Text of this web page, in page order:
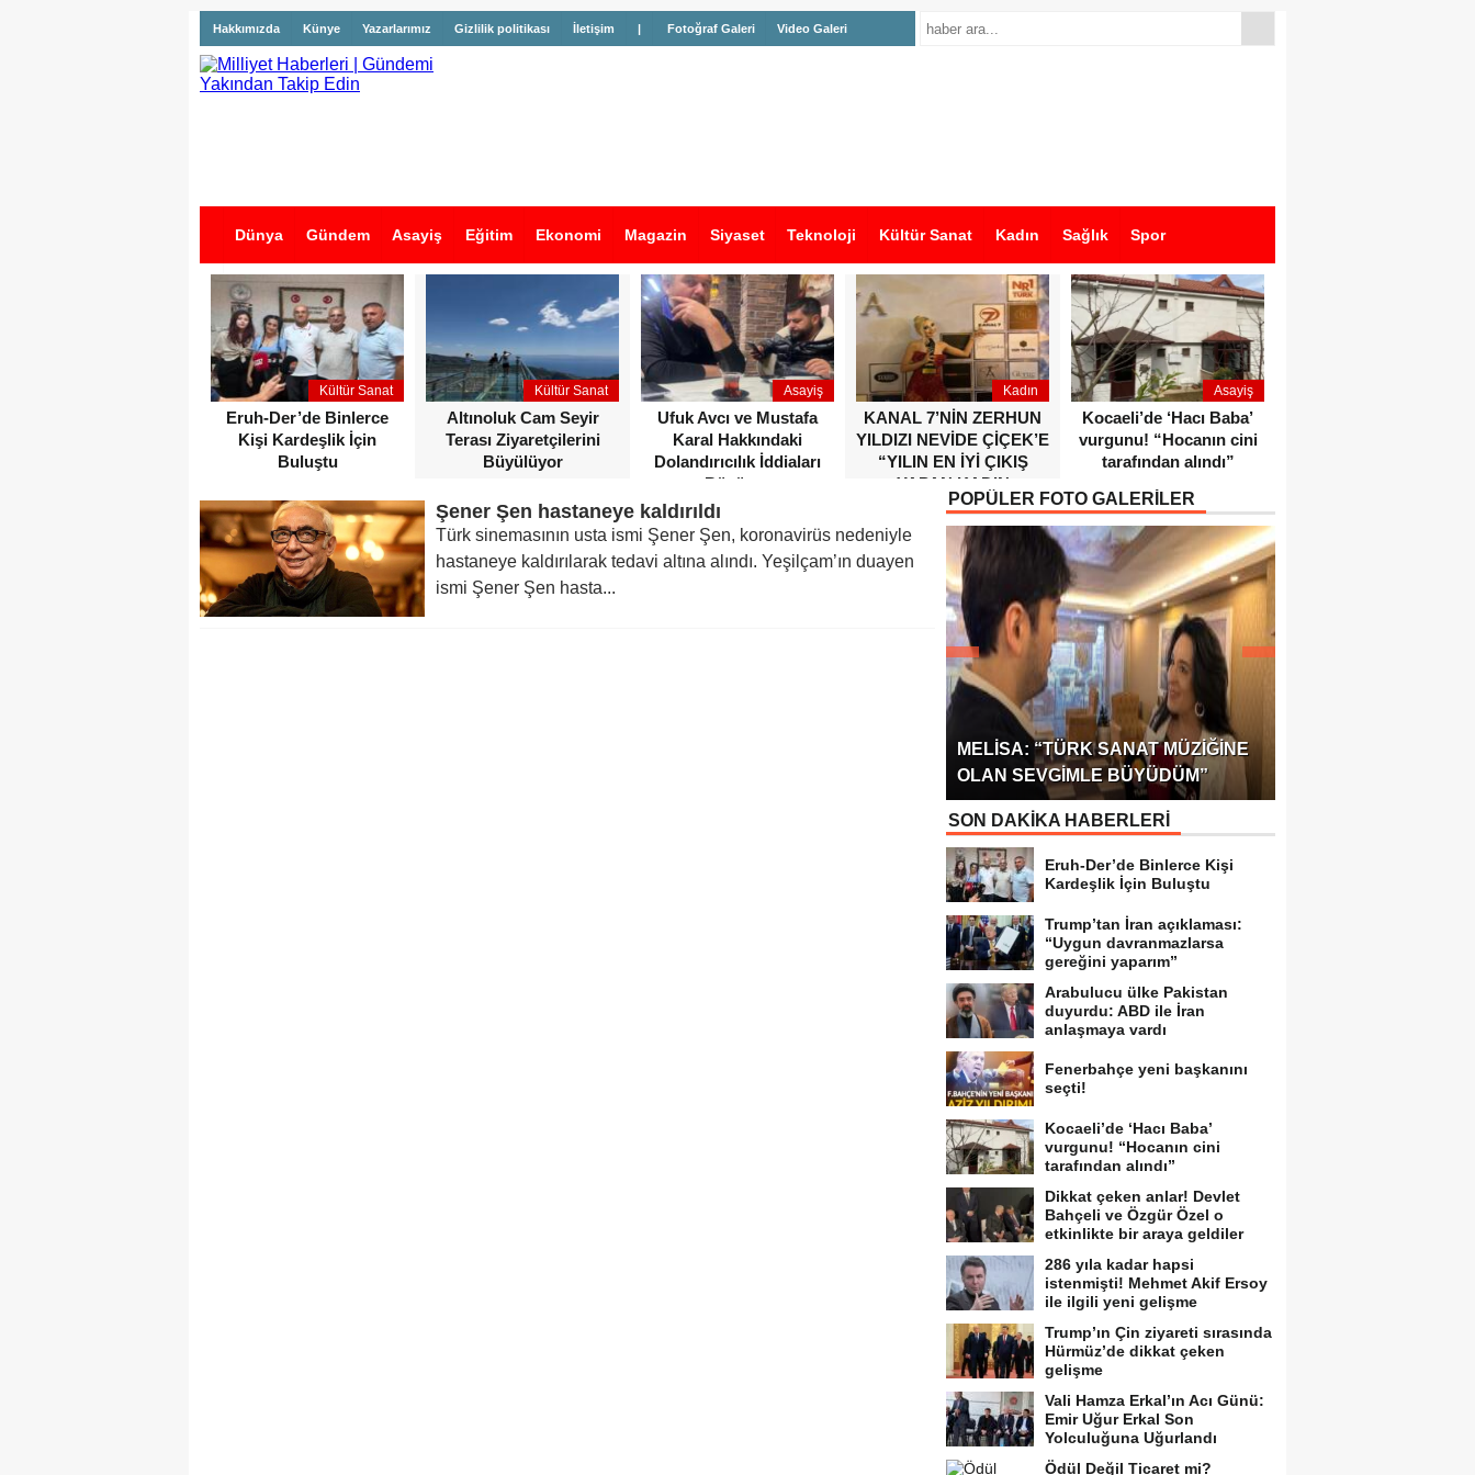
Hakkımızda Künye Yazarlarımız Gizlilik politikası İletişim | Fotoğraf Galeri Video Galeri
Dünya Gündem Asayiş Eğitim Ekonomi Magazin Siyaset Teknoloji Kültür Sanat Kadın Sağlık Spor
İş İlanları
Kültür Sanat
Eruh-Der’de Binlerce
Kişi Kardeşlik İçin
Buluştu
Kültür Sanat
Altınoluk Cam Seyir
Terası Ziyaretçilerini
Büyülüyor
Asayiş
Ufuk Avcı ve Mustafa
Karal Hakkındaki
Dolandırıcılık İddiaları
Büyüyor
Kadın
KANAL 7’NİN ZERHUN
YILDIZI NEVİDE ÇİÇEK’E
“YILIN EN İYİ ÇIKIŞ
YAPAN KADIN
OYUNCUSU” ÖDÜLÜ!
Asayiş
Kocaeli’de ‘Hacı Baba’
vurgunu! “Hocanın cini
tarafından alındı”
Şener Şen hastaneye kaldırıldı
Türk sinemasının usta ismi Şener Şen, koronavirüs nedeniyle
hastaneye kaldırılarak tedavi altına alındı. Yeşilçam’ın duayen
ismi Şener Şen hasta...
POPÜLER FOTO GALERİLER
MELISA: “TÜRK SANAT MÜZIĞINE
OLAN SEVGIMLE BÜYÜDÜM”
SON DAKİKA HABERLERİ
Eruh-Der’de Binlerce Kişi
Kardeşlik İçin Buluştu
Trump’tan İran açıklaması:
“Uygun davranmazlarsa
gereğini yaparım”
Arabulucu ülke Pakistan
duyurdu: ABD ile İran
anlaşmaya vardı
Fenerbahçe yeni başkanını
seçti!
Kocaeli’de ‘Hacı Baba’
vurgunu! “Hocanın cini
tarafından alındı”
Dikkat çeken anlar! Devlet
Bahçeli ve Özgür Özel o
etkinlikte bir araya geldiler
286 yıla kadar hapsi
istenmişti! Mehmet Akif Ersoy
ile ilgili yeni gelişme
Trump’ın Çin ziyareti sırasında
Hürmüz’de dikkat çeken
gelişme
Vali Hamza Erkal’ın Acı Günü:
Emir Uğur Erkal Son
Yolculuğuna Uğurlandı
Ödül Değil Ticaret mi?